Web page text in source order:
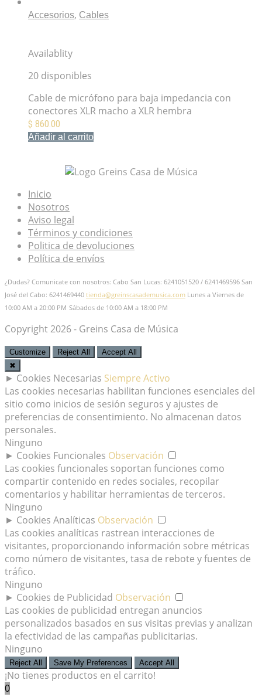
Accesorios, Cables
Availablity
20 disponibles
Cable de micrófono para baja impedancia con
conectores XLR macho a XLR hembra
$ 860.00
Añadir al carrito
Inicio
Nosotros
Aviso legal
Términos y condiciones
Politica de devoluciones
Política de envíos
¿Dudas? Comunicate con nosotros: Cabo San Lucas: 6241051520 / 6241469596 San
José del Cabo: 6241469440 tienda@greinscasademusica.com Lunes a Viernes de
10:00 AM a 20:00 PM Sábados de 10:00 AM a 18:00 PM
Copyright 2026 - Greins Casa de Música
Customize Reject All
Accept All
✖
► Cookies Necesarias Siempre Activo
Las cookies necesarias habilitan funciones esenciales del
sitio como inicios de sesión seguros y ajustes de
preferencias de consentimiento. No almacenan datos
personales.
Ninguno
► Cookies Funcionales Observación
Las cookies funcionales soportan funciones como
compartir contenido en redes sociales, recopilar
comentarios y habilitar herramientas de terceros.
Ninguno
► Cookies Analíticas Observación
Las cookies analíticas rastrean interacciones de
visitantes, proporcionando información sobre métricas
como número de visitantes, tasa de rebote y fuentes de
tráfico.
Ninguno
► Cookies de Publicidad Observación
Las cookies de publicidad entregan anuncios
personalizados basados en sus visitas previas y analizan
la efectividad de las campañas publicitarias.
Ninguno
Reject All Save My Preferences Accept All
¡No tienes productos en el carrito!
0